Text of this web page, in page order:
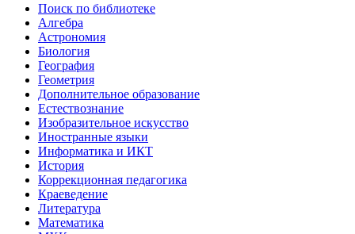
Поиск по библиотеке
Алгебра
Астрономия
Биология
География
Геометрия
Дополнительное образование
Естествознание
Изобразительное искусство
Иностранные языки
Информатика и ИКТ
История
Коррекционная педагогика
Краеведение
Литература
Математика